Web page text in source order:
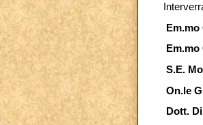
S.E.
On.le
Dott.